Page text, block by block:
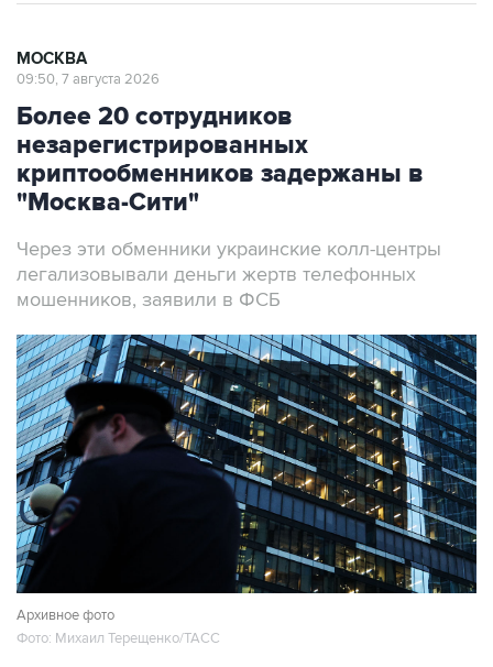
МОСКВА
09:50, 7 августа 2026
Более 20 сотрудников
незарегистрированных
криптообменников задержаны в
"Москва-Сити"
Через эти обменники украинские колл-центры
легализовывали деньги жертв телефонных
мошенников, заявили в ФСБ
Архивное фото
Фото: Михаил Терещенко/ТАСС